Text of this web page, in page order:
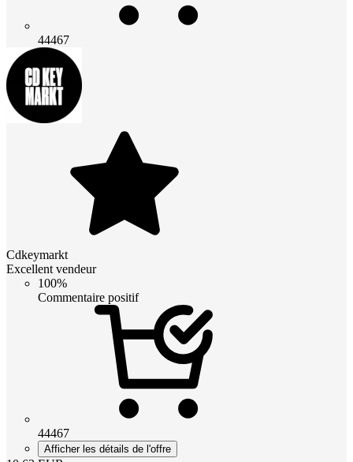
44467
Cdkeymarkt
Excellent vendeur
100%
Commentaire positif
44467
Afficher les détails de l'offre